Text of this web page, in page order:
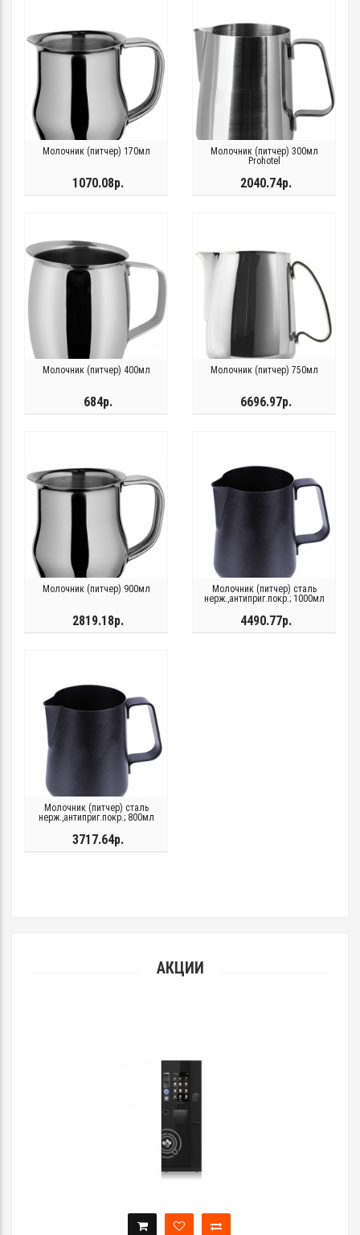
Молочник (питчер) 170мл
1070.08р.
Молочник (питчер) 300мл
Prohotel
2040.74р.
Молочник (питчер) 400мл
684р.
Молочник (питчер) 750мл
6696.97р.
Молочник (питчер) 900мл
2819.18р.
Молочник (питчер) сталь
нерж.,антиприг.покр.; 1000мл
4490.77р.
Молочник (питчер) сталь
нерж.,антиприг.покр.; 800мл
3717.64р.
АКЦИИ